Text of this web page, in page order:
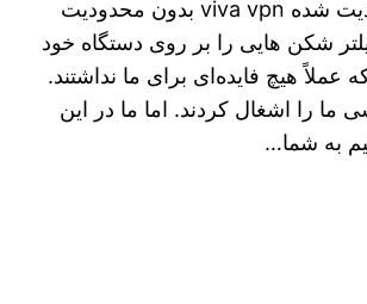
دانلود نسخه آپدیت شده viva vpn بدون محدودیت
شکن‌ هایی را بر روی دستگاه خود
عملاً هیچ فایده‌ای برای ما نداشتند.
ما را اشغال کردند. اما ما در این
به شما…